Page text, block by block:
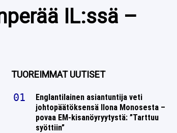
IL:ssä –
TUOREIMMAT UUTISET
Englantilainen asiantuntija veti
johtopäätöksensä Ilona Monosesta –
povaa EM-kisanöyryytystä: ”Tarttuu
syöttiin”